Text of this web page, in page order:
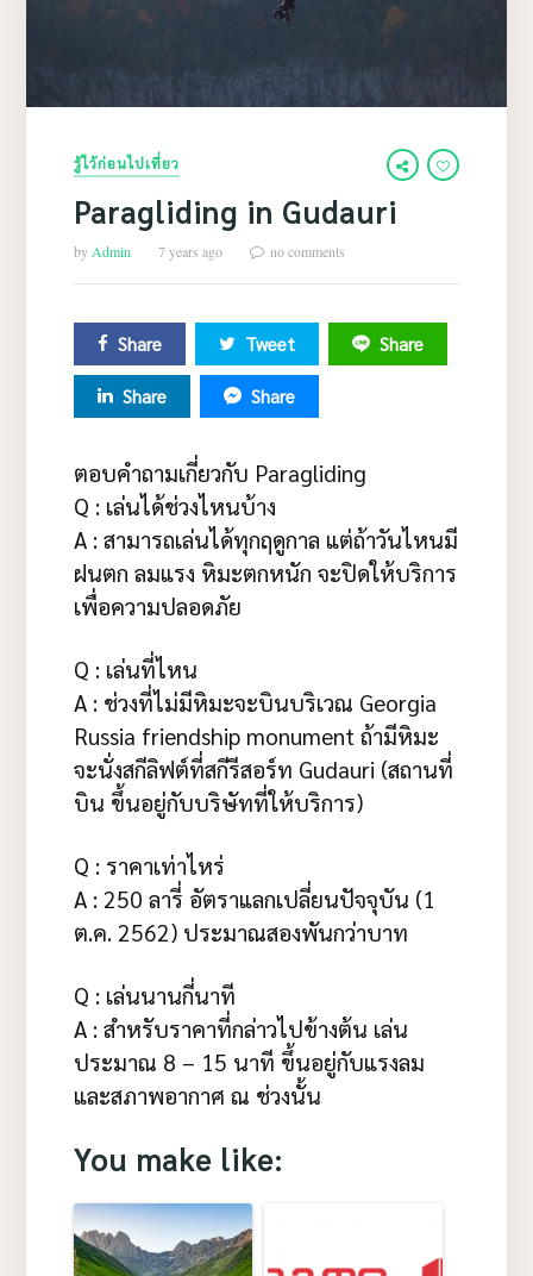
รู้ไว้ก่อนไปเที่ยว
Paragliding in Gudauri
by Admin 7 years ago no comments
Share Tweet Share
Share Share
ตอบคำถามเกี่ยวกับ Paragliding
Q : เล่นได้ช่วงไหนบ้าง
A : สามารถเล่นได้ทุกฤดูกาล แต่ถ้าวันไหนมี
ฝนตก ลมแรง หิมะตกหนัก จะปิดให้บริการ
เพื่อความปลอดภัย
Q : เล่นที่ไหน
A : ช่วงที่ไม่มีหิมะจะบินบริเวณ Georgia
Russia friendship monument ถ้ามีหิมะ
จะนั่งสกีลิฟต์ที่สกีรีสอร์ท Gudauri (สถานที่
บิน ขึ้นอยู่กับบริษัทที่ให้บริการ)
Q : ราคาเท่าไหร่
A : 250 ลารี่ อัตราแลกเปลี่ยนปัจจุบัน (1
ต.ค. 2562) ประมาณสองพันกว่าบาท
Q : เล่นนานกี่นาที
A : สำหรับราคาที่กล่าวไปข้างต้น เล่น
ประมาณ 8 – 15 นาที ขึ้นอยู่กับแรงลม
และสภาพอากาศ ณ ช่วงนั้น
You make like: